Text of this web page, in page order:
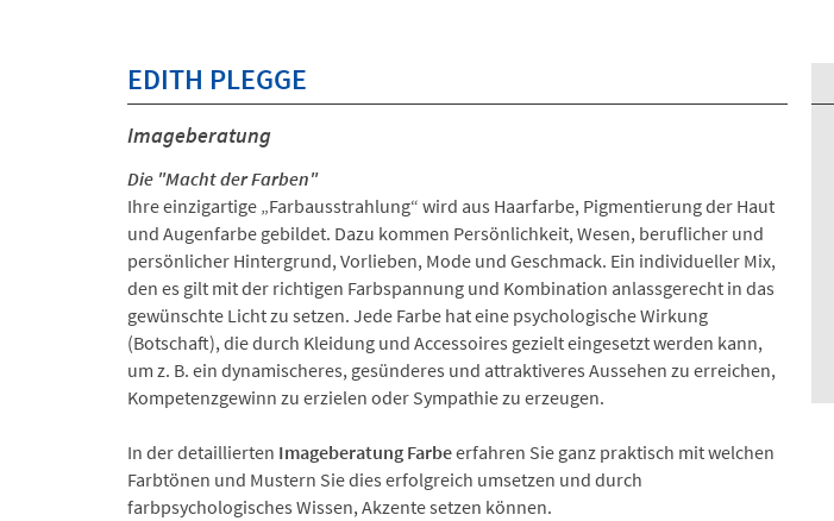
EDITH PLEGGE
Imageberatung
Die "Macht der Farben"
Ihre einzigartige „Farbausstrahlung“ wird aus Haarfarbe, Pigmentierung der Haut
und Augenfarbe gebildet. Dazu kommen Persönlichkeit, Wesen, beruflicher und
persönlicher Hintergrund, Vorlieben, Mode und Geschmack. Ein individueller Mix,
den es gilt mit der richtigen Farbspannung und Kombination anlassgerecht in das
gewünschte Licht zu setzen. Jede Farbe hat eine psychologische Wirkung
(Botschaft), die durch Kleidung und Accessoires gezielt eingesetzt werden kann,
um z. B. ein dynamischeres, gesünderes und attraktiveres Aussehen zu erreichen,
Kompetenzgewinn zu erzielen oder Sympathie zu erzeugen.
In der detaillierten Imageberatung Farbeerfahren Sie ganz praktisch mit welchen
Farbtönen und Mustern Sie dies erfolgreich umsetzen und durch
farbpsychologisches Wissen, Akzente setzen können.